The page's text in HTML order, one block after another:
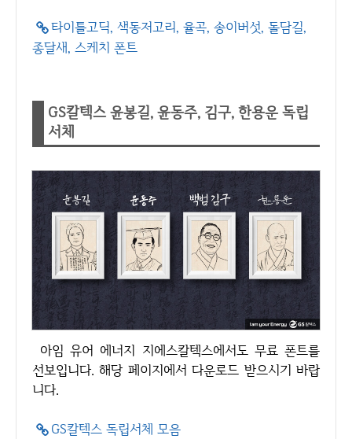
타이틀고딕, 색동저고리, 율곡, 송이버섯, 돌담길,
종달새, 스케치 폰트
GS칼텍스 윤봉길, 윤동주, 김구, 한용운 독립
서체
아임 유어 에너지 지에스칼텍스에서도 무료 폰트를
선보입니다. 해당 페이지에서 다운로드 받으시기 바랍
니다.
GS칼텍스 독립서체 모음